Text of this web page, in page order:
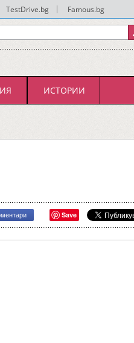
TestDrive.bg Famous.bg
ИСТОРИИ
Save